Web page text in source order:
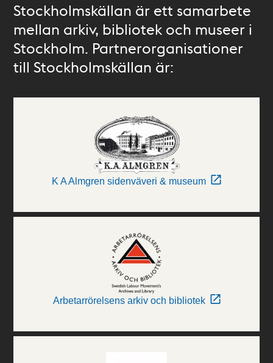
Stockholmskällan är ett samarbete
mellan arkiv, bibliotek och museer i
Stockholm. Partnerorganisationer
till Stockholmskällan är:
K A Almgren sidenväveri & museum
Arbetarrörelsens arkiv och bibliotek